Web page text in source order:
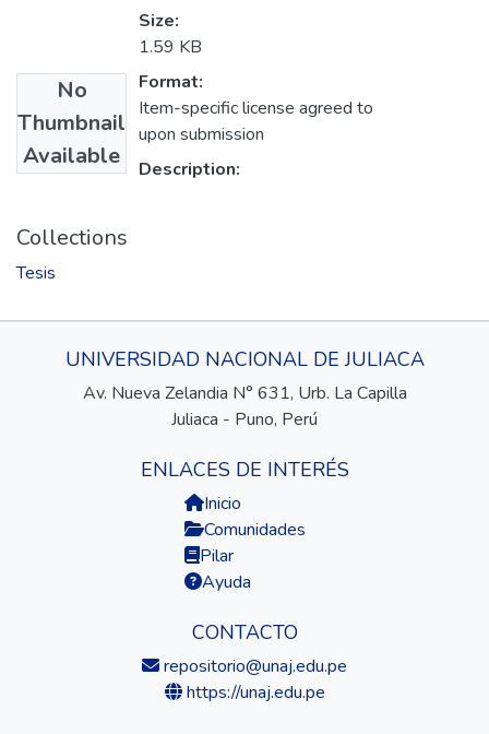
No
Thumbnail
Available
Size:
1.59 KB
Format:
Item-specific license agreed to
upon submission
Description:
Collections
Tesis
UNIVERSIDAD NACIONAL DE JULIACA
Av. Nueva Zelandia N° 631, Urb. La Capilla
Juliaca - Puno, Perú
ENLACES DE INTERÉS
Inicio
Comunidades
Pilar
Ayuda
CONTACTO
repositorio@unaj.edu.pe
https://unaj.edu.pe